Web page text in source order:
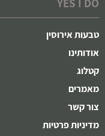
YES I DO
טבעות אירוסין
אודותינו
קטלוג
מאמרים
צור קשר
מדיניות פרטיות